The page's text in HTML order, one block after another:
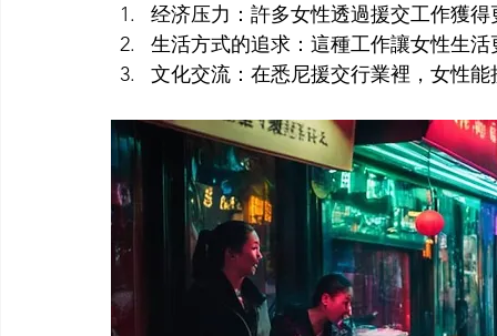
经济压力：許多女性透過援交工作獲
生活方式的追求：這種工作讓女性生
文化交流：在悉尼援交行業裡，女性